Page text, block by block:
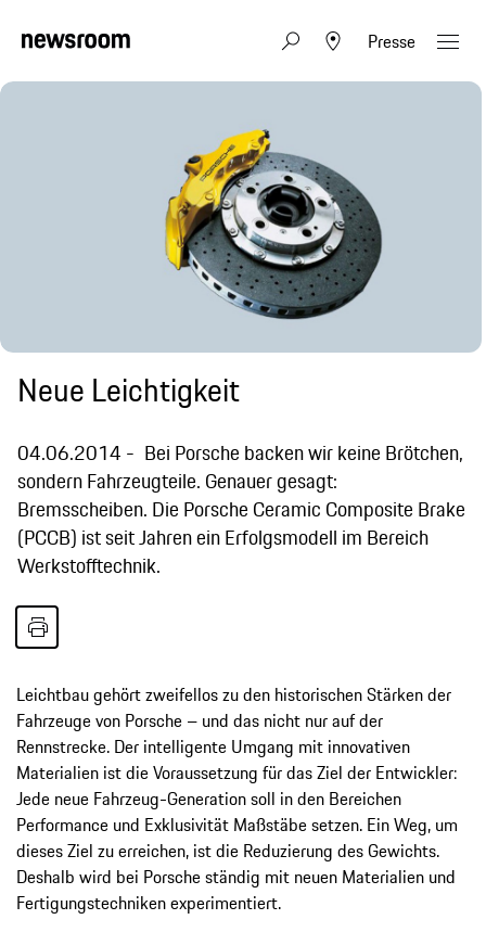
Presse
Neue Leichtigkeit
04.06.2014
Bei Porsche backen wir keine Brötchen,
sondern Fahrzeugteile. Genauer gesagt:
Bremsscheiben. Die Porsche Ceramic Composite Brake
(PCCB) ist seit Jahren ein Erfolgsmodell im Bereich
Werkstofftechnik.
Leichtbau gehört zweifellos zu den historischen Stärken der
Fahrzeuge von Porsche – und das nicht nur auf der
Rennstrecke. Der intelligente Umgang mit innovativen
Materialien ist die Voraussetzung für das Ziel der Entwickler:
Jede neue Fahrzeug-Generation soll in den Bereichen
Performance und Exklusivität Maßstäbe setzen. Ein Weg, um
dieses Ziel zu erreichen, ist die Reduzierung des Gewichts.
Deshalb wird bei Porsche ständig mit neuen Materialien und
Fertigungstechniken experimentiert.